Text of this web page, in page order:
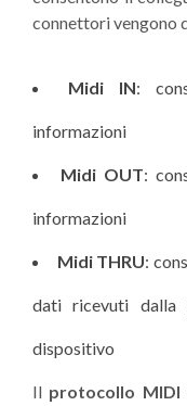
connettori vengono
Midi IN:
informazioni
Midi OUT:
informazioni
Midi THRU:
dati ricevuti
dispositivo
Il protocollo MIDI